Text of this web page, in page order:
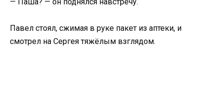
Павел стоял, сжимая в руке пакет из аптеки, и
смотрел на Сергея тяжёлым взглядом.